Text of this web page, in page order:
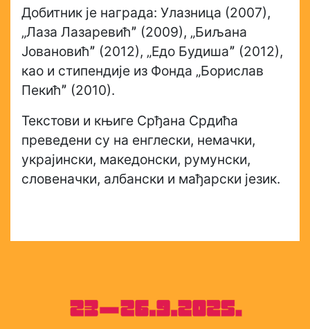
Добитник је награда: Улазница (2007),
„Лаза Лазаревићˮ (2009), „Биљана
Јовановићˮ (2012), „Едо Будишаˮ (2012),
као и стипендије из Фонда „Борислав
Пекићˮ (2010).
Текстови и књиге Срђана Срдића
преведени су на енглески, немачки,
украјински, македонски, румунски,
словеначки, албански и мађарски језик.